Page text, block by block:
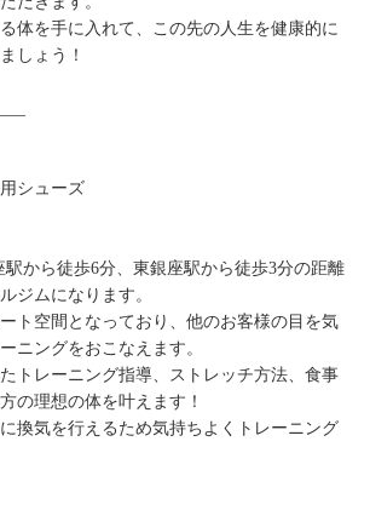
体を手に入れて、この先の人生を健康的に
しょう！
シューズ
駅から徒歩6分、東銀座駅から徒歩3分の距離
ジムになります。
ト空間となっており、他のお客様の目を気
ニングをおこなえます。
トレーニング指導、ストレッチ方法、食事
の理想の体を叶えます！
換気を行えるため気持ちよくトレーニング